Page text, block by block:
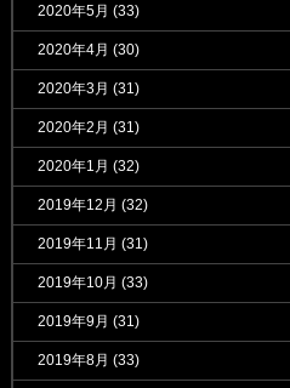
2020年5月 (33)
2020年4月 (30)
2020年3月 (31)
2020年2月 (31)
2020年1月 (32)
2019年12月 (32)
2019年11月 (31)
2019年10月 (33)
2019年9月 (31)
2019年8月 (33)